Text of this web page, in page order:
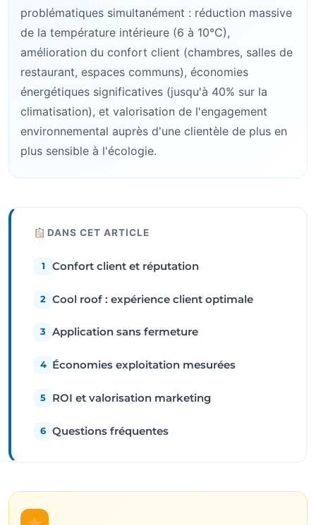
problématiques simultanément : réduction massive
de la température intérieure (6 à 10°C),
amélioration du confort client (chambres, salles de
restaurant, espaces communs), économies
énergétiques significatives (jusqu'à 40% sur la
climatisation), et valorisation de l'engagement
environnemental auprès d'une clientèle de plus en
plus sensible à l'écologie.
DANS CET ARTICLE
1 Confort client et réputation
2 Cool roof : expérience client optimale
3 Application sans fermeture
4 Économies exploitation mesurées
5 ROI et valorisation marketing
6 Questions fréquentes